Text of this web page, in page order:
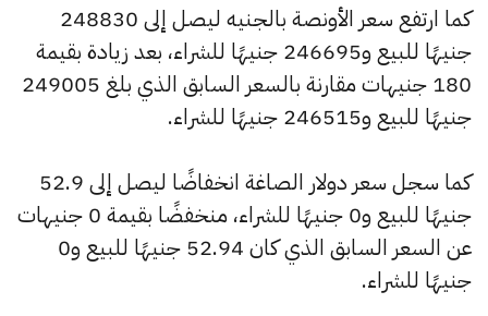
كما ارتفع سعر الأونصة بالجنيه ليصل إلى 248830
جنيهًا للبيع و246695 جنيهًا للشراء، بعد زيادة بقيمة
180 جنيهات مقارنة بالسعر السابق الذي بلغ 249005
جنيهًا للبيع و246515 جنيهًا للشراء.
كما سجل سعر دولار الصاغة انخفاضًا ليصل إلى 52.9
جنيهًا للبيع و0 جنيهًا للشراء، منخفضًا بقيمة 0 جنيهات
عن السعر السابق الذي كان 52.94 جنيهًا للبيع و0
جنيهًا للشراء.